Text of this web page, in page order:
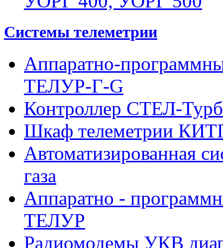
Системы телеметрии
Аппаратно-
ТЕЛУР-Г-G
Контроллер СТЕЛ-
Шкаф телеметрии
Автоматизированная
газа
Аппаратно -
ТЕЛУР
Радиомодемы УКВ